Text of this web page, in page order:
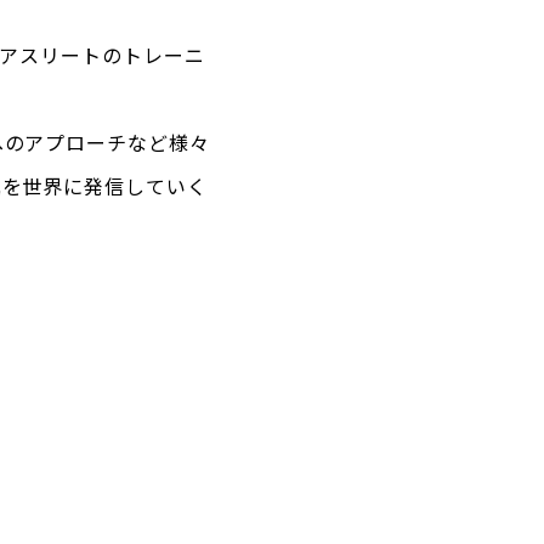
スリートのトレーニ
アプローチなど様々
世界に発信していく